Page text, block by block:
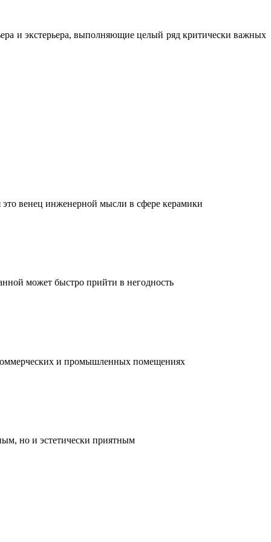
и экстерьера, выполняющие целый ряд критически важных
венец инженерной мысли в сфере керамики
может быстро прийти в негодность
и промышленных помещениях
но и эстетически приятным